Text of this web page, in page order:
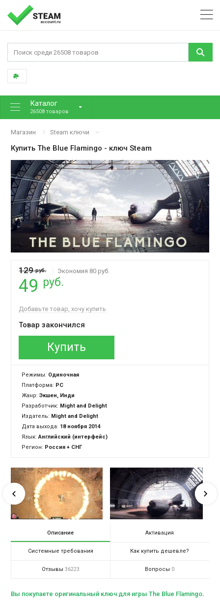
Каталог
26508 товаров
Магазин Steam ключи
КупитьThe Blue Flamingo - ключ Steam
129руб. Экономия 80 руб.
49 руб.
Добавьте товар, хочу купить
Товар закончился
Купить
Режимы: Одиночная
Платформа: PC
Жанр:Экшен, Инди
Разработчик: Might and Delight
Издатель: Might and Delight
Дата выхода: 18 ноября 2014
Язык:Английский (интерфейс)
Регион: Россия + СНГ
Описание Активация
Системные требования Как купить дешевле?
Отзывы 36223 Вопросы 0
Вы покупаете оригинальный ключ для игры The Blue Flamingo.